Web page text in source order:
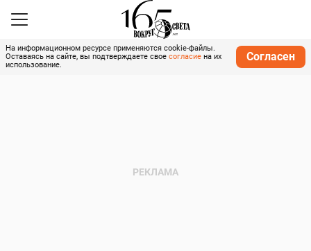
На информационном ресурсе применяются cookie-файлы.
Оставаясь на сайте, вы подтверждаете свое согласие на их
использование.
Согласен